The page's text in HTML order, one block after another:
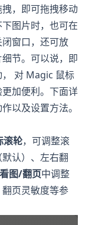
，即可拖拽移动
图片时，也可在
窗口，还可放
节。可以说，即
对 Magic 鼠标
加便利。下面详
以及设置方法。
滚轮，可调整滚
认）、左右翻
图/翻页中调整
页灵敏度等参